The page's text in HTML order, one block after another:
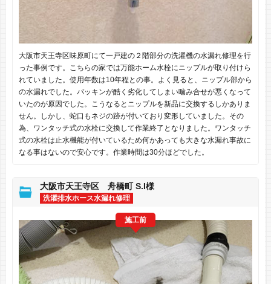
大阪市天王寺区味原町にて一戸建の２階部分の洗濯機の水漏れ修理を行
った事例です。こちらの家では万能ホーム水栓にニップルが取り付けら
れていました。使用年数は10年程との事。よく見ると、ニップル部から
の水漏れでした。パッキンが酷く劣化してしまい噛み合せが悪くなって
いたのが原因でした。こうなるとニップルを新品に交換するしかありま
せん。しかし、蛇口もネジの跡が付いており変形していました。その
為、ワンタッチ式の水栓に交換して作業終了となりました。ワンタッチ
式の水栓は止水機能が付いているため何かあっても大きな水漏れ事故に
なる事はないので安心です。作業時間は30分ほどでした。
大阪市天王寺区 舟橋町 S.I様
洗濯排水ホース水漏れ修理
施工前